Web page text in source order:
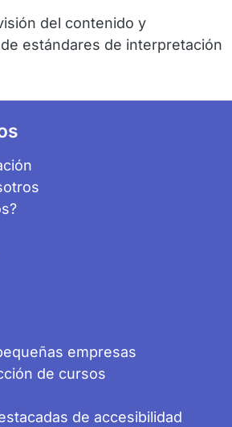
del contenido y
estándares de interpretación
empresas
de cursos
de accesibilidad